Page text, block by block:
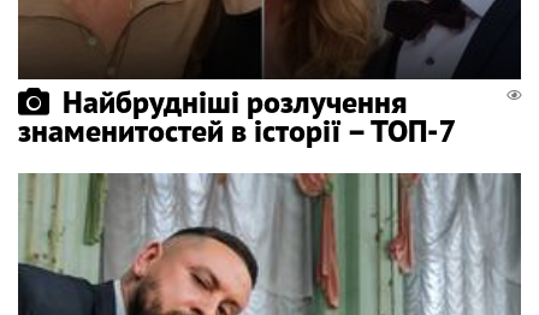
Найбрудніші розлучення
знаменитостей в історії – ТОП-7